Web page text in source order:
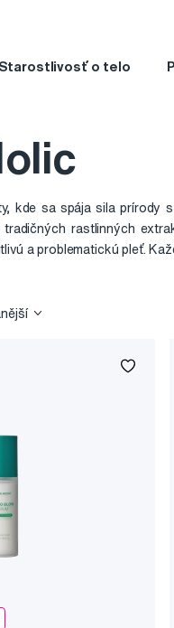
Starostlivosť o telo
kde sa spája sila prírody
rastlinných
a problematickú pleť.
cielenú starostlivosť,
obľubu na celom